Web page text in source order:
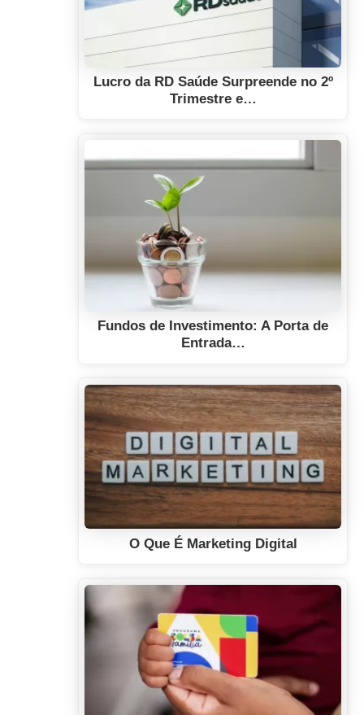
Lucro da RD Saúde Surpreende no 2º
Trimestre e…
Fundos de Investimento: A Porta de
Entrada…
O Que É Marketing Digital